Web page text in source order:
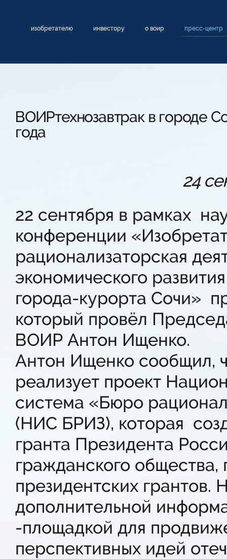
изобретателю инвестору о воир пресс-центр
ВОИРтехнозавтрак в городе
года
24
22 сентября в рамках
конференции
рационализаторская
экономического
города-курорта Сочи»
который провёл
ВОИР Антон Ищенко.
Антон Ищенко сообщил,
реализует проект
система «Бюро
(НИС БРИЗ), которая
гранта Президента
гражданского
президентских
дополнительной
-площадкой для
перспективных идей